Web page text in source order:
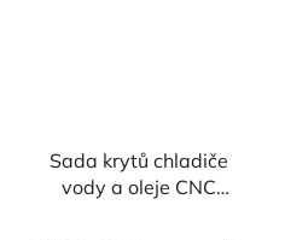
Sada krytů chladiče
vody a oleje CNC